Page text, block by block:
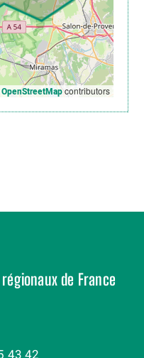
OpenStreetMapcontributors
de France